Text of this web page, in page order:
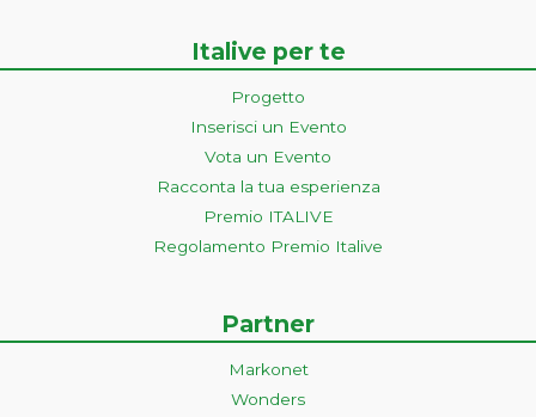
Italive per te
Progetto
Inserisci un Evento
Vota un Evento
Racconta la tua esperienza
Premio ITALIVE
Regolamento Premio Italive
Partner
Markonet
Wonders